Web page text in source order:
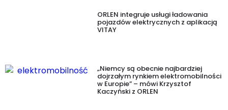
ORLEN integruje usługi ładowania
pojazdów elektrycznych z aplikacją
VITAY
„Niemcy są obecnie najbardziej
dojrzałym rynkiem elektromobilności
w Europie” – mówi Krzysztof
Kaczyński z ORLEN